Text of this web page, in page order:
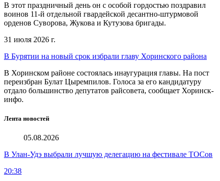
В этот праздничный день он с особой гордостью поздравил
воинов 11-й отдельной гвардейской десантно-штурмовой
орденов Суворова, Жукова и Кутузова бригады.
31 июля 2026 г.
В Бурятии на новый срок избрали главу Хоринского района
В Хоринском районе состоялась инаугурация главы. На пост
переизбран Булат Цыремпилов. Голоса за его кандидатуру
отдало большинство депутатов райсовета, сообщает Хоринск-
инфо.
Лента новостей
05.08.2026
В Улан-Удэ выбрали лучшую делегацию на фестивале ТОСов
20:38